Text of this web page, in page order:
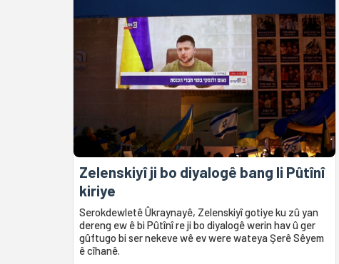
Zelenskiyî ji bo diyalogê bang li Pûtînî
kiriye
Serokdewletê Ûkraynayê, Zelenskiyî gotiye ku zû yan
dereng ew ê bi Pûtînî re ji bo diyalogê werin hav û ger
gûftugo bi ser nekeve wê ev were wateya Şerê Sêyem
ê cîhanê.